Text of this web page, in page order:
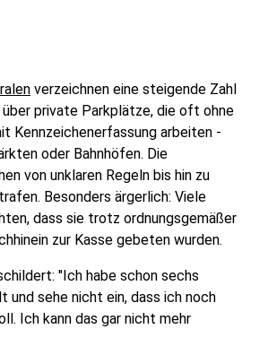
verzeichnen eine steigende Zahl
private Parkplätze, die oft ohne
Kennzeichenerfassung arbeiten -
oder Bahnhöfen. Die
von unklaren Regeln bis hin zu
Besonders ärgerlich: Viele
dass sie trotz ordnungsgemäßer
zur Kasse gebeten wurden.
"Ich habe schon sechs
und sehe nicht ein, dass ich noch
Ich kann das gar nicht mehr